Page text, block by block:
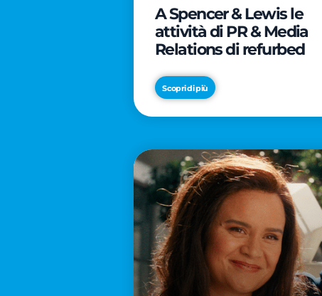
A Spencer & Lewis le
attività di PR & Media
Relations di refurbed
Scopri di più